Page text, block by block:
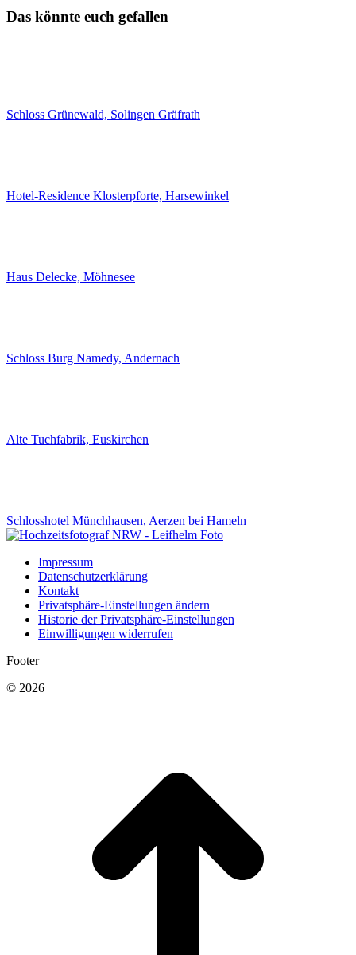
Das könnte euch gefallen
Schloss Grünewald, Solingen Gräfrath
Hotel-Residence Klosterpforte, Harsewinkel
Haus Delecke, Möhnesee
Schloss Burg Namedy, Andernach
Alte Tuchfabrik, Euskirchen
Schlosshotel Münchhausen, Aerzen bei Hameln
Impressum
Datenschutzerklärung
Kontakt
Privatsphäre-Einstellungen ändern
Historie der Privatsphäre-Einstellungen
Einwilligungen widerrufen
Footer
© 2026